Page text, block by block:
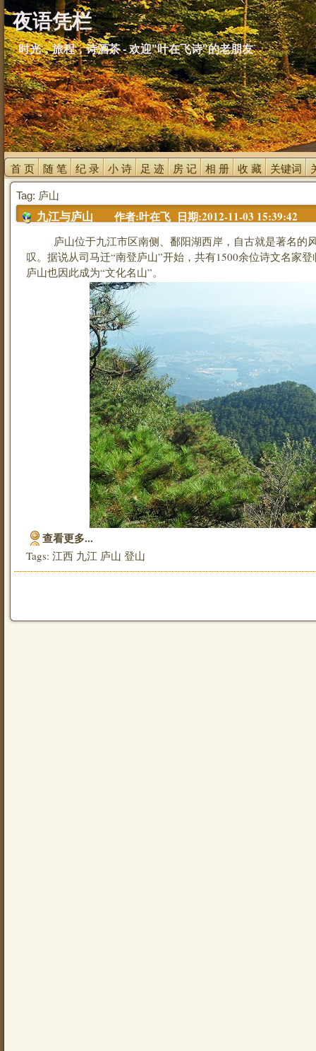
夜语凭栏
时光，旅程，诗酒茶 - 欢迎"叶在飞诗"的老朋友
首 页 随 笔 纪 录 小 诗 足 迹 房 记 相 册 收 藏 关键词
Tag: 庐山
九江与庐山
作者:叶在飞 日期:2012-11-03 15:39:42
庐山位于九江市区南侧、鄱阳湖西岸，自古就是著名的
叹。据说从司马迁“南登庐山”开始，共有1500余位诗文名家
庐山也因此成为“文化名山”。
查看更多...
Tags: 江西 九江 庐山 登山